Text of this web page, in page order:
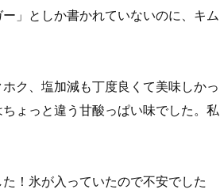
」としか書かれていないのに、キム
ク、塩加減も丁度良くて美味しかっ
ょっと違う甘酸っぱい味でした。私
！氷が入っていたので不安でした